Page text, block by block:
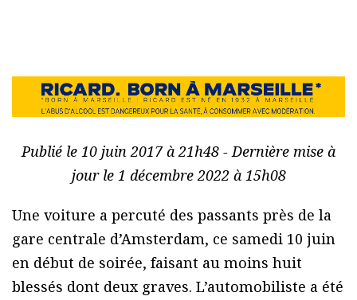
Publié le 10 juin 2017 à 21h48 - Dernière mise à
jour le 1 décembre 2022 à 15h08
Une voiture a percuté des passants près de la
gare centrale d’Amsterdam, ce samedi 10 juin
en début de soirée, faisant au moins huit
blessés dont deux graves. L’automobiliste a été